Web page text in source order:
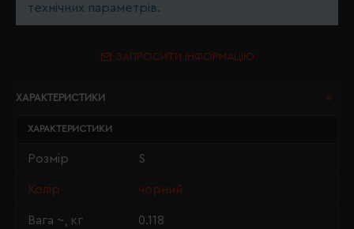
технічних параметрів.
ЗАПРОСИТИ ІНФОРМАЦІЮ
ХАРАКТЕРИСТИКИ
ХАРАКТЕРИСТИКИ
Розмір S
Колір чорний
Вага ~, кг 0.118